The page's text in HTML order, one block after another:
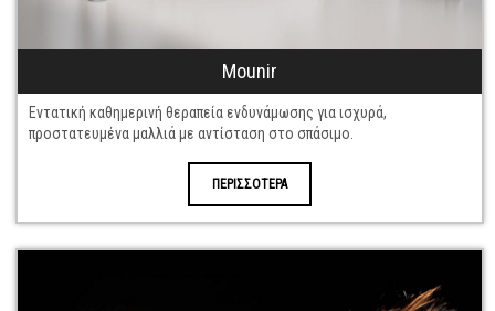
Mounir
Εντατική καθημερινή θεραπεία ενδυνάμωσης για ισχυρά,
προστατευμένα μαλλιά με αντίσταση στο σπάσιμο.
ΠΕΡΙΣΣΟΤΕΡΑ